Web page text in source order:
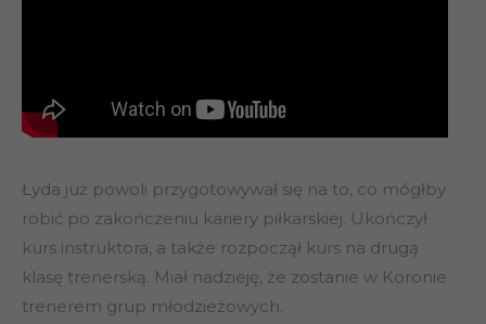
Łyda już powoli przygotowywał się na to, co mógłby
robić po zakończeniu kariery piłkarskiej. Ukończył
kurs instruktora, a także rozpoczął kurs na drugą
klasę trenerską. Miał nadzieję, że zostanie w Koronie
trenerem grup młodzieżowych.